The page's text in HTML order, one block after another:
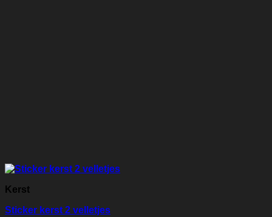
Kerst
Sticker kerst 2 velletjes